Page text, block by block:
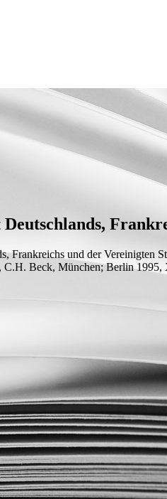
Frankreichs und der Vereinigten
C.H. Beck, München; Berlin